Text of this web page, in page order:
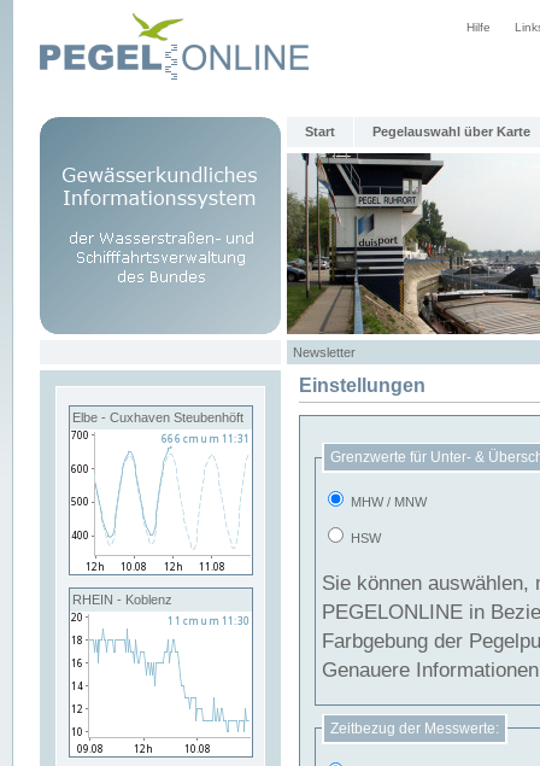
Hilfe
Start Pegelauswahl über Karte
Newsletter
Elbe - Cuxhaven Steubenhöft
RHEIN - Koblenz
Einstellungen
Grenzwerte für Unter- &
MHW / MNW
HSW
Sie können
PEGELONLINE in Beziehung
Farbgebung der
Genauere
Zeitbezug der Messwerte: